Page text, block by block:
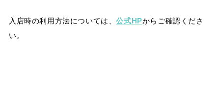
入店時の利用方法については、公式HPからご確認くださ
い。